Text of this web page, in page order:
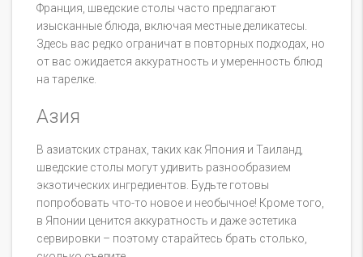
Франция, шведские столы часто предлагают
изысканные блюда, включая местные деликатесы.
Здесь вас редко ограничат в повторных подходах, но
от вас ожидается аккуратность и умеренность блюд
на тарелке.
Азия
В азиатских странах, таких как Япония и Таиланд,
шведские столы могут удивить разнообразием
экзотических ингредиентов. Будьте готовы
попробовать что-то новое и необычное! Кроме того,
в Японии ценится аккуратность и даже эстетика
сервировки – поэтому старайтесь брать столько,